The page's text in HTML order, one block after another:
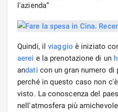
l'azienda”
Quindi, ilviaggio è iniziato
aerei e la prenotazione di un
andati con un gran numero di
perché in questo caso non
visto. La conoscenza del
nell'atmosfera più